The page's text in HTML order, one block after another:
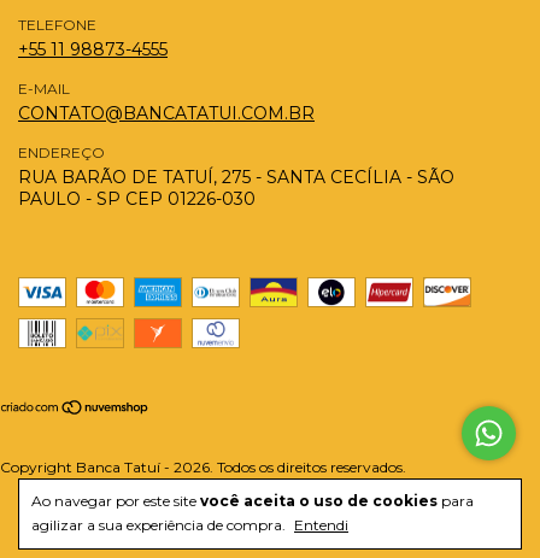
Ao navegar por este site você aceita o uso de cookies para
agilizar a sua experiência de compra. Entendi
TELEFONE
+55 11 98873-4555
E-MAIL
CONTATO@BANCATATUI.COM.BR
ENDEREÇO
RUA BARÃO DE TATUÍ, 275 - SANTA CECÍLIA - SÃO
PAULO - SP CEP 01226-030
Copyright Banca Tatuí - 2026. Todos os direitos reservados.